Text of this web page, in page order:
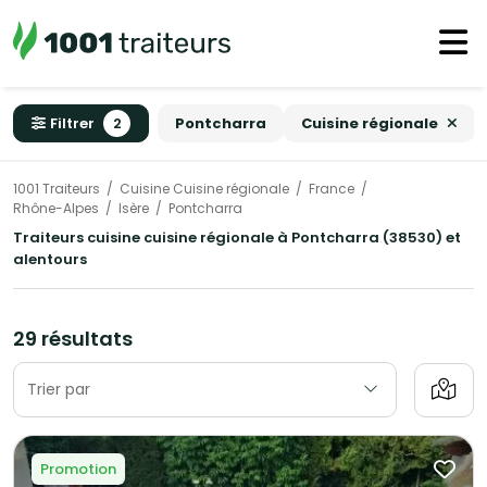
Filtrer 2 Pontcharra Cuisine régionale
1001 Traiteurs Cuisine Cuisine régionale
France
Rhône-Alpes
Isère Pontcharra
Traiteurs cuisine cuisine régionale à Pontcharra (38530) et
alentours
29 résultats
Trier par
Promotion